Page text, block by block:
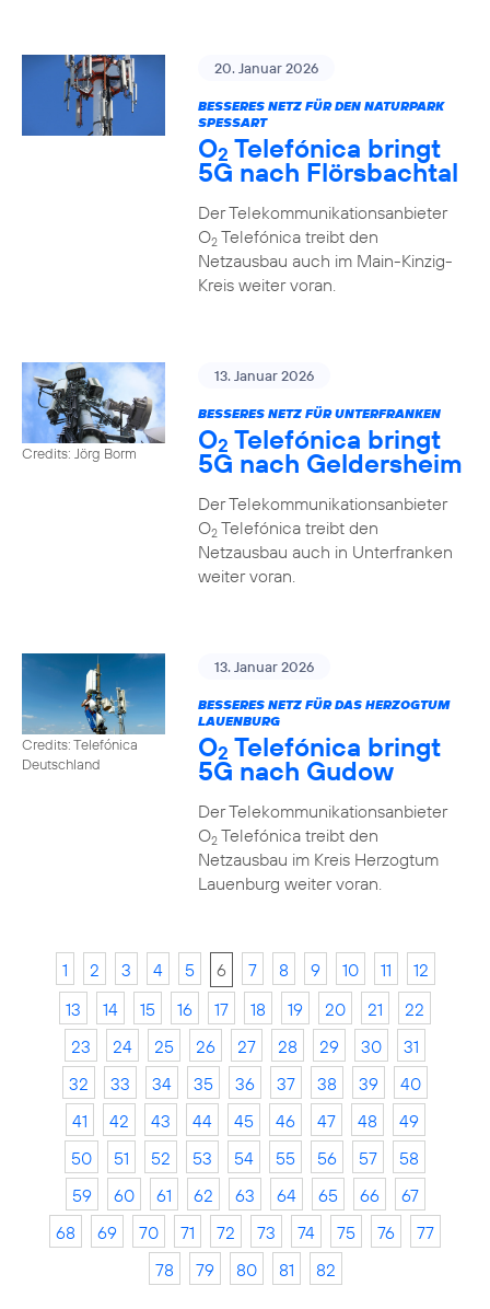
20. Januar 2026
BESSERES NETZ FÜR DEN NATURPARK
SPESSART
O2 Telefónica bringt
5G nach Flörsbachtal
Der Telekommunikationsanbieter
O2Telefónica treibt den
Netzausbau auch im Main-Kinzig-
Kreis weiter voran.
Credits: Jörg Borm
13. Januar 2026
BESSERES NETZ FÜR UNTERFRANKEN
O2 Telefónica bringt
5G nach Geldersheim
Der Telekommunikationsanbieter
O2Telefónica treibt den
Netzausbau auch in Unterfranken
weiter voran.
Credits: Telefónica
Deutschland
13. Januar 2026
BESSERES NETZ FÜR DAS HERZOGTUM
LAUENBURG
O2 Telefónica bringt
5G nach Gudow
Der Telekommunikationsanbieter
O2Telefónica treibt den
Netzausbau im Kreis Herzogtum
Lauenburg weiter voran.
1 2 3 4 5 6 7 8 9 10 11
12
13
14 15 16 17 18 19 20 21
22
23
24 25 26 27 28 29 30
31
32
33 34 35 36 37 38 39
40
41
42 43 44 45 46 47 48
49
50
51 52 53 54 55 56 57
58
59
60 61 62 63 64 65 66
67
68
69 70 71 72 73 74 75 76
77
78
79 80 81 82